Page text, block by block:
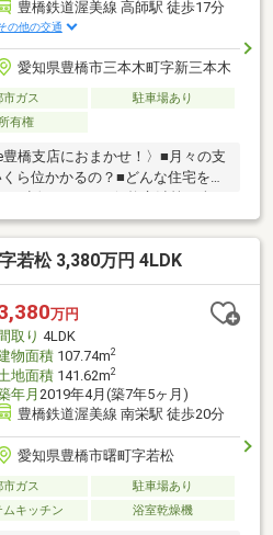
豊橋鉄道渥美線 高師駅 徒歩17分
の他の交通
愛知県豊橋市三本木町字新三本木
市ガス
駐車場あり
所有権
橋支店におまかせ！〉■月々の支
ら位かかるの？■どんな住宅を選
談ください！不安な住宅探し
ます！！近隣に便利な施設盛りだ
建です。部屋数が多いので二世
市立高師小学校まで、徒歩約12分
で、徒歩約16分(約1240m)ご見学
ください。
若松 3,380万円 4LDK
万円
取り 4LDK
物面積107.74m2
地面積141.62m2
年月 2019年4月(築7年5ヶ月)
豊橋鉄道渥美線 南栄駅 徒歩20分
愛知県豊橋市曙町字若松
市ガス
駐車場あり
ムキッチン 浴室乾燥機